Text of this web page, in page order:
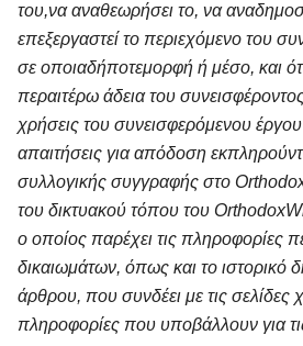
του,να αναθεωρήσει το, να
επεξεργαστεί το περιεχόμενο του
σε οποιαδήποτεμορφή ή μέσο, και ότι
περαιτέρω άδεια του
χρήσεις του συνεισφερόμενου έργου
απαιτήσεις για απόδοση
συλλογικής συγγραφής στο
του δικτυακού τόπου του
ο οποίος παρέχει τις πληροφορίες
δικαιωμάτων, όπως και το ιστορικό
άρθρου, που συνδέει με τις σελίδες
πληροφορίες που υποβάλλουν για